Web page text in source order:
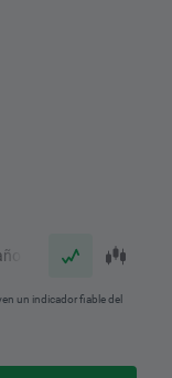
un indicador fiable del